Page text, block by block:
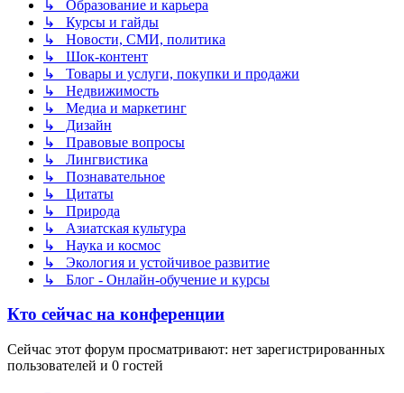
↳ Образование и карьера
↳ Курсы и гайды
↳ Новости, СМИ, политика
↳ Шок-контент
↳ Товары и услуги, покупки и продажи
↳ Недвижимость
↳ Медиа и маркетинг
↳ Дизайн
↳ Правовые вопросы
↳ Лингвистика
↳ Познавательное
↳ Цитаты
↳ Природа
↳ Азиатская культура
↳ Наука и космос
↳ Экология и устойчивое развитие
↳ Блог - Онлайн-обучение и курсы
Кто сейчас на конференции
Сейчас этот форум просматривают: нет зарегистрированных
пользователей и 0 гостей